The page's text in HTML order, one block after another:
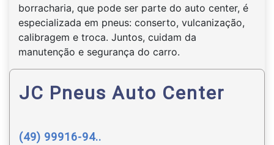
borracharia, que pode ser parte do auto center, é
especializada em pneus: conserto, vulcanização,
calibragem e troca. Juntos, cuidam da
manutenção e segurança do carro.
JC Pneus Auto Center
(49) 99916-94..